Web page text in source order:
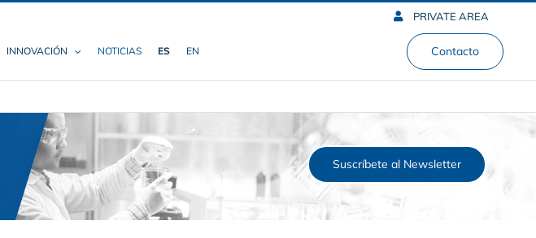
PRIVATE AREA
INNOVACIÓN NOTICIAS ES EN Contacto
Suscríbete al Newsletter